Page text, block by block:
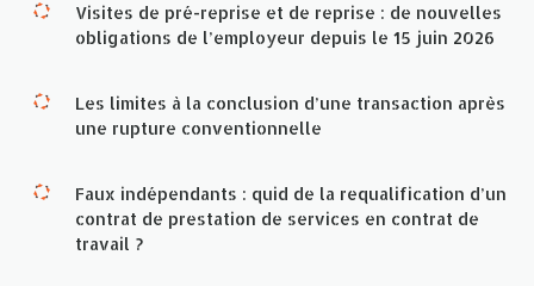
Visites de pré-reprise et de reprise : de nouvelles
obligations de l’employeur depuis le 15 juin 2026
Les limites à la conclusion d’une transaction après
une rupture conventionnelle
Faux indépendants : quid de la requalification d’un
contrat de prestation de services en contrat de
travail ?